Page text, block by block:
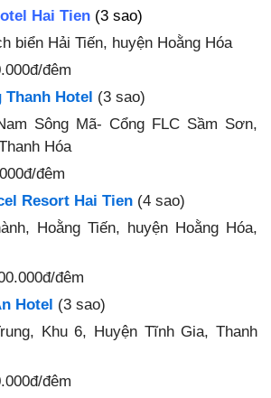
Hai Tien (3 sao)
biển Hải Tiến, huyện Hoằng Hóa
đêm
Hotel (3 sao)
Sông Mã- Cổng FLC Sầm Sơn,
Hóa
đêm
Resort Hai Tien (4 sao)
Hoằng Tiến, huyện Hoằng Hóa,
đêm
Hotel (3 sao)
Khu 6, Huyện Tĩnh Gia, Thanh
đêm